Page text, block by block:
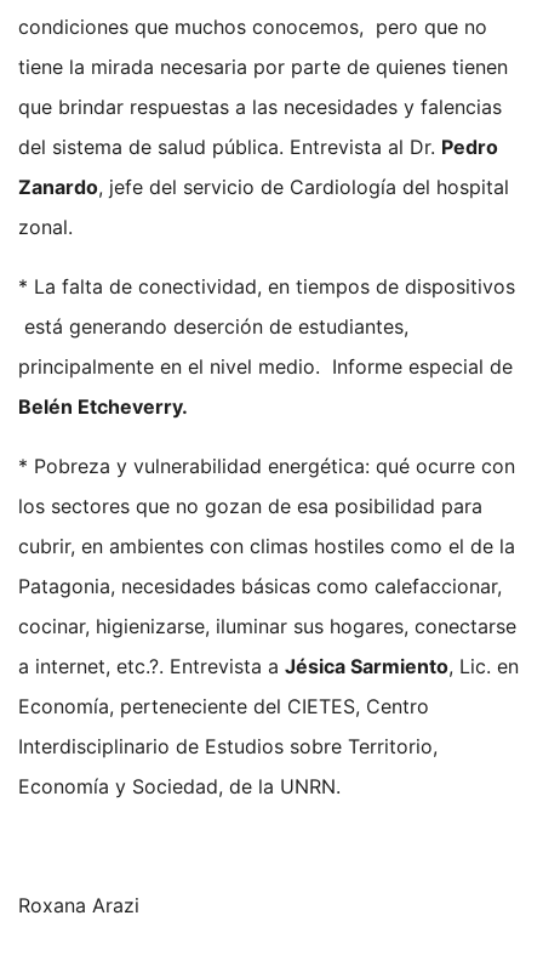
condiciones que muchos conocemos, pero que no
tiene la mirada necesaria por parte de quienes tienen
que brindar respuestas a las necesidades y falencias
del sistema de salud pública. Entrevista al Dr. Pedro
Zanardo, jefe del servicio de Cardiología del hospital
zonal.
* La falta de conectividad, en tiempos de dispositivos
está generando deserción de estudiantes,
principalmente en el nivel medio. Informe especial de
Belén Etcheverry.
* Pobreza y vulnerabilidad energética: qué ocurre con
los sectores que no gozan de esa posibilidad para
cubrir, en ambientes con climas hostiles como el de la
Patagonia, necesidades básicas como calefaccionar,
cocinar, higienizarse, iluminar sus hogares, conectarse
a internet, etc.?. Entrevista a Jésica Sarmiento, Lic. en
Economía, perteneciente del CIETES, Centro
Interdisciplinario de Estudios sobre Territorio,
Economía y Sociedad, de la UNRN.
Roxana Arazi